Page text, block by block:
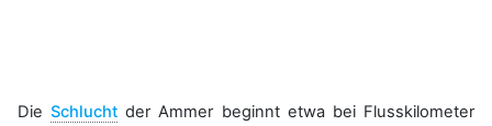
DieSchlucht der Ammer beginnt etwa bei Flusskilometer